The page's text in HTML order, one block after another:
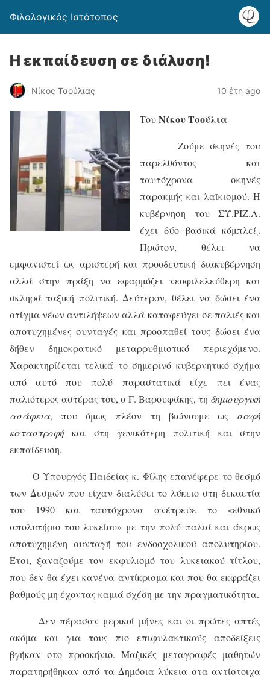
Φιλολογικός Ιστότοπος
Η εκπαίδευση σε διάλυση!
Νίκος Τσούλιας 10 έτη ago
ΤουΝίκου Τσούλια
Ζούμε σκηνές του
παρελθόντος και
ταυτόχρονα σκηνές
παρακμής και λαϊκισμού. Η
κυβέρνηση του ΣΥ.ΡΙΖ.Α.
έχει δύο βασικά κόμπλεξ.
Πρώτον, θέλει να
εμφανιστεί ως αριστερή και προοδευτική διακυβέρνηση
αλλά στην πράξη να εφαρμόζει νεοφιλελεύθερη και
σκληρά ταξική πολιτική. Δεύτερον, θέλει να δώσει ένα
στίγμα νέων αντιλήψεων αλλά καταφεύγει σε παλιές και
αποτυχημένες συνταγές και προσπαθεί τους δώσει ένα
δήθεν δημοκρατικό μεταρρυθμιστικό περιεχόμενο.
Χαρακτηρίζεται τελικά το σημερινό κυβερνητικό σχήμα
από αυτό που πολύ παραστατικά είχε πει ένας
παλιότερος αστέρας του, ο Γ. Βαρουφάκης, τη δημιουργική
ασάφεια, που όμως πλέον τη βιώνουμε ως σαφή
καταστροφήκαι στη γενικότερη πολιτική και στην
εκπαίδευση.
Ο Υπουργός Παιδείας κ. Φίλης επανέφερε το θεσμό
των Δεσμών που είχαν διαλύσει το λύκειο στη δεκαετία
του 1990 και ταυτόχρονα ανέτρεψε το «εθνικό
απολυτήριο του λυκείου» με την πολύ παλιά και άκρως
αποτυχημένη συνταγή του ενδοσχολικού απολυτηρίου.
Έτσι, ξαναζούμε τον εκφυλισμό του λυκειακού τίτλου,
που δεν θα έχει κανένα αντίκρισμα και που θα εκφράζει
βαθμούς μη έχοντας καμιά σχέση με την πραγματικότητα.
Δεν πέρασαν μερικοί μήνες και οι πρώτες απτές
ακόμα και για τους πιο επιφυλακτικούς αποδείξεις
βγήκαν στο προσκήνιο. Μαζικές μεταγραφές μαθητών
παρατηρήθηκαν από τα Δημόσια λύκεια στα αντίστοιχα